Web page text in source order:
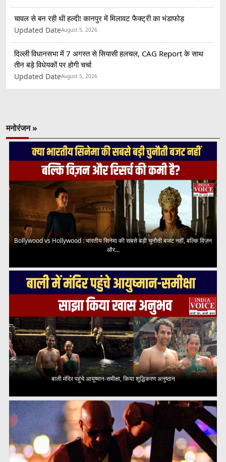
चावल से बन रही थी हल्दी! कानपुर में मिलावट फैक्ट्री का भंडाफोड़
Updated DateAugust 5, 2026
दिल्ली विधानसभा में 7 अगस्त से सियासी हलचल, CAG Report के साथ
तीन बड़े विधेयकों पर होगी चर्चा
Updated DateAugust 5, 2026
मनोरंजन »
Bollywood vs Hollywood : भारतीय सिनेमा की सबसे बड़ी चुनौती बजट नहीं, बल्कि विज़न
और...
बाली मंदिर पहुंचे आयुष्मान-समीक्षा, किया शुद्धिकरण अनुष्ठान